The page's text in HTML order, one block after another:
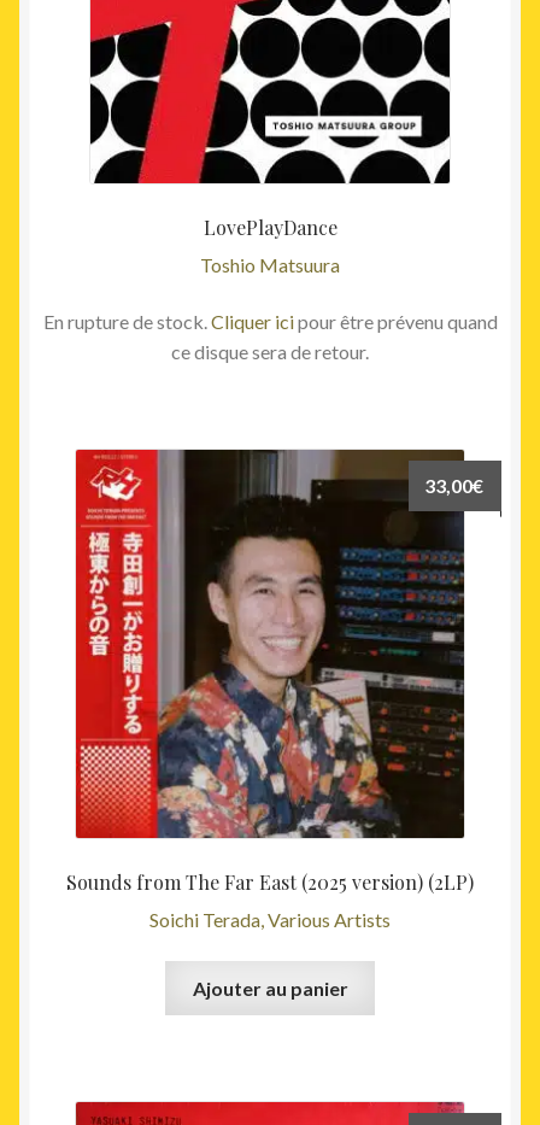
LovePlayDance
Toshio Matsuura
En rupture de stock.Cliquer icipour être prévenu quand
ce disque sera de retour.
Sounds from The Far East (2025 version) (2LP)
Soichi Terada, Various Artists
33,00€
Ajouter au panier